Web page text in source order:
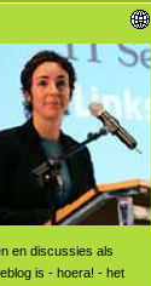
en discussies als
is - hoera! - het